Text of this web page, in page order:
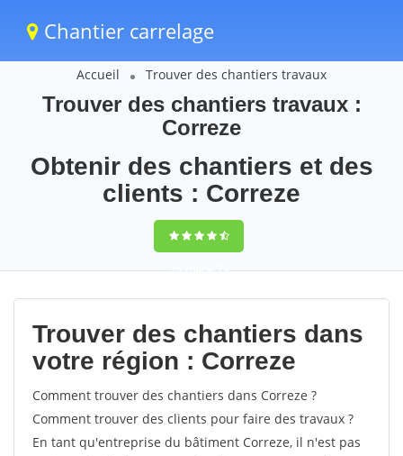
Chantier carrelage
Accueil Trouver des chantiers travaux
Trouver des chantiers travaux :
Correze
Obtenir des chantiers et des
clients : Correze
9,5(100%)73
votes
Trouver des chantiers dans
votre région : Correze
Comment trouver des chantiers dans Correze ?
Comment trouver des clients pour faire des travaux ?
En tant qu'entreprise du bâtiment Correze, il n'est pas